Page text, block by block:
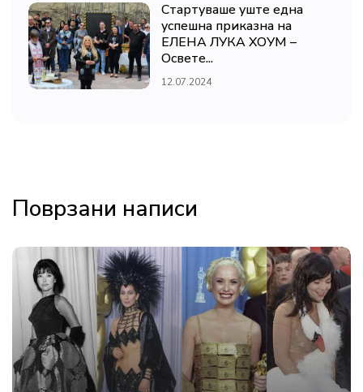
Стартуваше уште една
успешна приказна на
ЕЛЕНА ЛУКА ХОУМ –
Освете...
12.07.2024
Поврзани написи